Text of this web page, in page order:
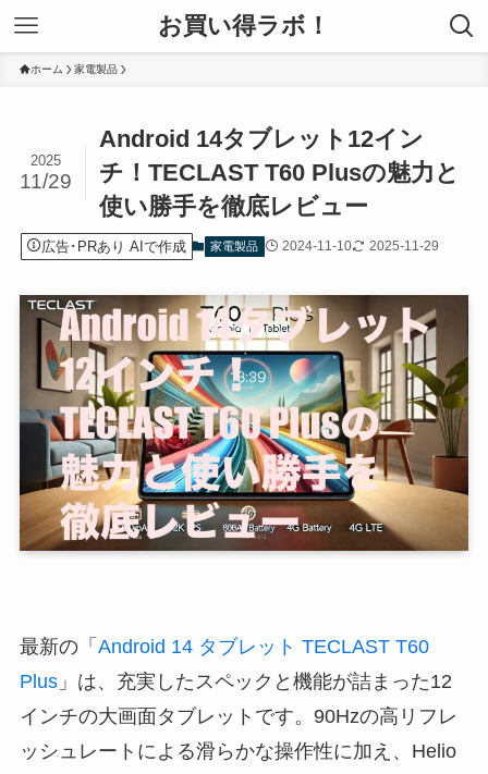
お買い得ラボ！
ホーム 家電製品
Android 14タブレット12イン
チ！TECLAST T60 Plusの魅力と
使い勝手を徹底レビュー
2025
11/29
広告･PRあり AIで作成 家電製品 2024-11-10 2025-11-29
最新の「 Android 14 タブレット TECLAST T60
Plus」は、充実したスペックと機能が詰まった12
インチの大画面タブレットです。90Hzの高リフレ
ッシュレートによる滑らかな操作性に加え、Helio